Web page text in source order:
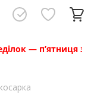
— п’ятниця з